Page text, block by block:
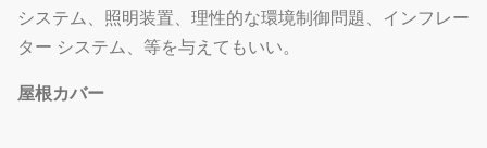
システム、照明装置、理性的な環境制御問題、インフレー
ター システム、等を与えてもいい。
屋根カバー